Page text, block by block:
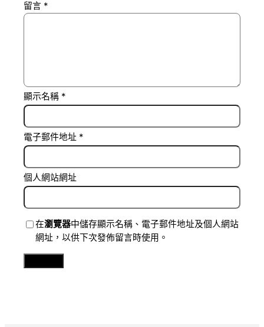
留言 *
顯示名稱 *
電子郵件地址 *
個人網站網址
在瀏覽器中儲存顯示名稱、電子郵件地址及個人網站
網址，以供下次發佈留言時使用。